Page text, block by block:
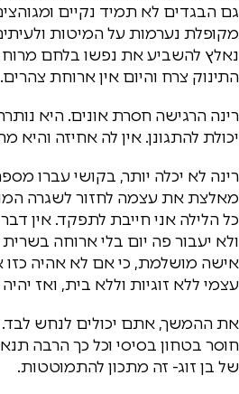
גם הבגדים לא תמיד נקיים
מקופלת נערמות על המיטות
נאלץ להשביע את נפשו בלחם מרוח
התינוק צרח והיום אין ארוחת צהרים.
רינה הרגישה חסרת אונים. היא
יכולת להתגונן. אין לה אחיזה והיא
רינה לא יכלה יותר, בקושי עברו
מאלצת את עצמה לחזור לשגרה
כל הלילה אני חייבת לתפקד. אין
ולא יעבור פה יום בלי ארוחה
אישה מושלמת, כי אם לא אהיה כזו
עצמי ללא זוגיות וללא בית, ואז
את ההמשך, אתם יכולים לנחש
חוסר בטחון בסיסי וכל כך הרבה
של בן זוג- זה מתכון להתמוטטות.